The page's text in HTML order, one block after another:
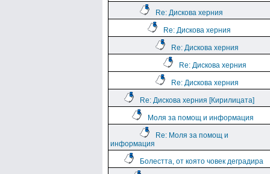
Re: Дискова херния
Re: Дискова херния
Re: Дискова херния
Re: Дискова херния
Re: Дискова херния
Re: Дискова херния [Кирилицата]
Моля за помощ и информация
Re: Моля за помощ и
информация
Болестта, от която човек деградира